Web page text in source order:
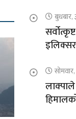
बुधबार,